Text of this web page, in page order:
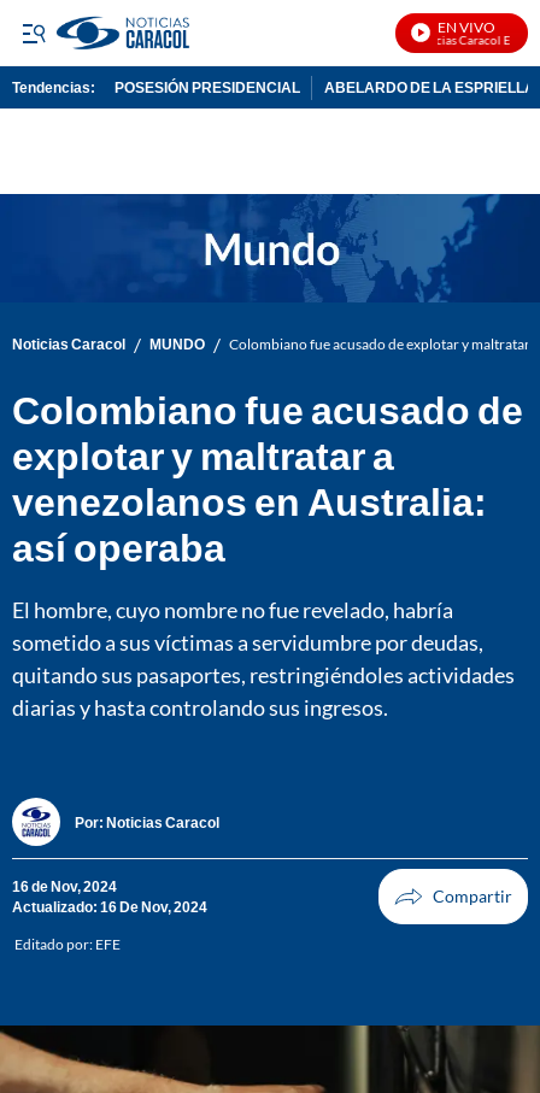
EN VIVO
Noticias Caracol En Vivo
Tendencias: POSESIÓN PRESIDENCIAL ABELARDO DE LA ESPRIELLA
Noticias Caracol / MUNDO / Colombiano fue acusado de explotar y maltratar
Colombiano fue acusado de
explotar y maltratar a
venezolanos en Australia:
así operaba
El hombre, cuyo nombre no fue revelado, habría
sometido a sus víctimas a servidumbre por deudas,
quitando sus pasaportes, restringiéndoles actividades
diarias y hasta controlando sus ingresos.
Por: Noticias Caracol
16 de Nov, 2024
Actualizado: 16 De Nov, 2024
Editado por: EFE